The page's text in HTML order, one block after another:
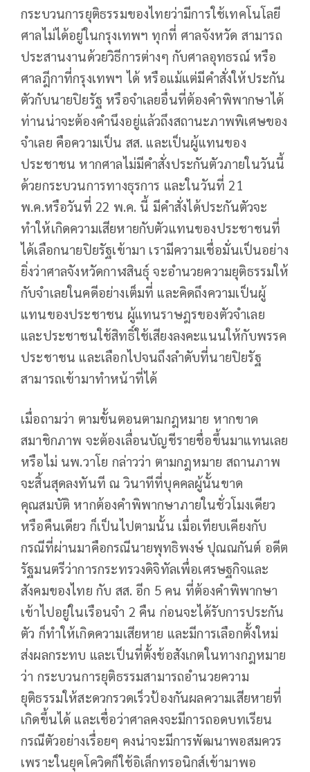
กระบวนการยุติธรรมของไทยว่ามีการใช้เทคโนโลยี
ศาลไม่ได้อยู่ในกรุงเทพฯ ทุกที่ ศาลจังหวัด สามารถ
ประสานงานด้วยวิธีการต่างๆ กับศาลอุทธรณ์ หรือ
ศาลฎีกาที่กรุงเทพฯ ได้ หรือแม้แต่มีคำสั่งให้ประกัน
ตัวกับนายปิยรัฐ หรือจำเลยอื่นที่ต้องคำพิพากษาได้
ท่านน่าจะต้องคำนึงอยู่แล้วถึงสถานะภาพพิเศษของ
จำเลย คือความเป็น สส. และเป็นผู้แทนของ
ประชาชน หากศาลไม่มีคำสั่งประกันตัวภายในวันนี้
ด้วยกระบวนการทางธุรการ และในวันที่ 21
พ.ค.หรือวันที่ 22 พ.ค. นี้ มีคำสั่งได้ประกันตัวจะ
ทำให้เกิดความเสียหายกับตัวแทนของประชาชนที่
ได้เลือกนายปิยรัฐเข้ามา เรามีความเชื่อมั่นเป็นอย่าง
ยิ่งว่าศาลจังหวัดกาฬสินธุ์ จะอำนวยความยุติธรรมให้
กับจำเลยในคดีอย่างเต็มที่ และคิดถึงความเป็นผู้
แทนของประชาชน ผู้แทนราษฎรของตัวจำเลย
และประชาชนใช้สิทธิ์ใช้เสียงลงคะแนนให้กับพรรค
ประชาชน และเลือกไปจนถึงลำดับที่นายปิยรัฐ
สามารถเข้ามาทำหน้าที่ได้
เมื่อถามว่า ตามขั้นตอนตามกฎหมาย หากขาด
สมาชิกภาพ จะต้องเลื่อนบัญชีรายชื่อขึ้นมาแทนเลย
หรือไม่ นพ.วาโย กล่าวว่า ตามกฎหมาย สถานภาพ
จะสิ้นสุดลงทันที ณ วินาทีที่บุคคลผู้นั้นขาด
คุณสมบัติ หากต้องคำพิพากษาภายในชั่วโมงเดียว
หรือคืนเดียว ก็เป็นไปตามนั้น เมื่อเทียบเคียงกับ
กรณีที่ผ่านมาคือกรณีนายพุทธิพงษ์ ปุณณกันต์ อดีต
รัฐมนตรีว่าการกระทรวงดิจิทัลเพื่อเศรษฐกิจและ
สังคมของไทย กับ สส. อีก 5 คน ที่ต้องคำพิพากษา
เข้าไปอยู่ในเรือนจำ 2 คืน ก่อนจะได้รับการประกัน
ตัว ก็ทำให้เกิดความเสียหาย และมีการเลือกตั้งใหม่
ส่งผลกระทบ และเป็นที่ตั้งข้อสังเกตในทางกฎหมาย
ว่า กระบวนการยุติธรรมสามารถอำนวยความ
ยุติธรรมให้สะดวกรวดเร็วป้องกันผลความเสียหายที่
เกิดขึ้นได้ และเชื่อว่าศาลคงจะมีการถอดบทเรียน
กรณีตัวอย่างเรื่อยๆ คงน่าจะมีการพัฒนาพอสมควร
เพราะในยุคโควิดก็ใช้อิเล็กทรอนิกส์เข้ามาพอ